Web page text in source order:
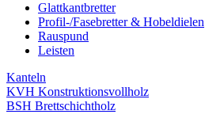
Glattkantbretter
Profil-/Fasebretter & Hobeldielen
Rauspund
Leisten
Kanteln
KVH Konstruktionsvollholz
BSH Brettschichtholz